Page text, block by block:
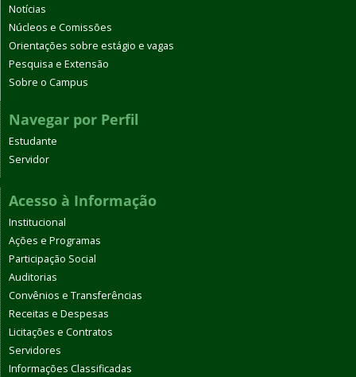
Notícias
Núcleos e Comissões
Orientações sobre estágio e vagas
Pesquisa e Extensão
Sobre o Campus
Navegar por Perfil
Estudante
Servidor
Acesso à Informação
Institucional
Ações e Programas
Participação Social
Auditorias
Convênios e Transferências
Receitas e Despesas
Licitações e Contratos
Servidores
Informações Classificadas